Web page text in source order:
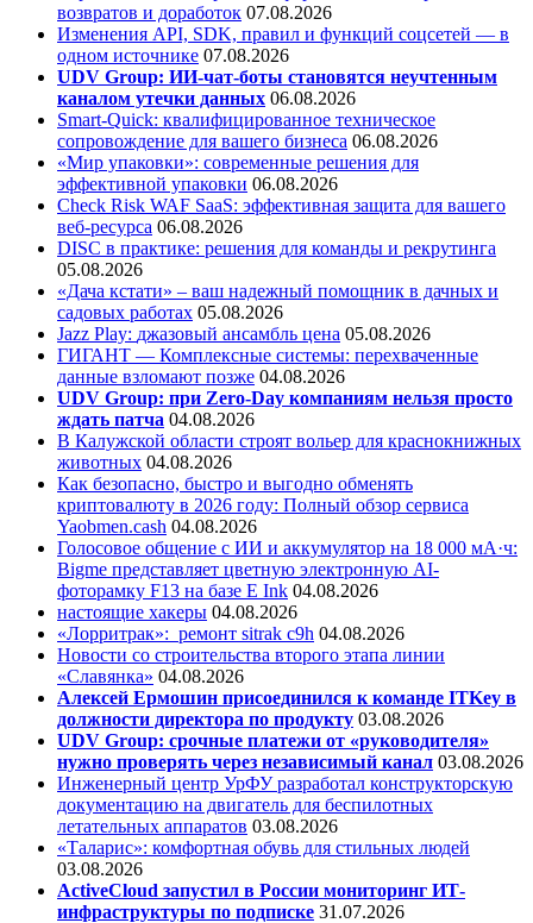
возвратов и доработок 07.08.2026
Изменения API, SDK, правил и функций соцсетей — в
одном источнике 07.08.2026
UDV Group: ИИ-чат-боты становятся неучтенным
каналом утечки данных 06.08.2026
Smart-Quick: квалифицированное техническое
сопровождение для вашего бизнеса 06.08.2026
«Мир упаковки»: современные решения для
эффективной упаковки 06.08.2026
Check Risk WAF SaaS: эффективная защита для вашего
веб-ресурса 06.08.2026
DISC в практике: решения для команды и рекрутинга
05.08.2026
«Дача кстати» – ваш надежный помощник в дачных и
садовых работах 05.08.2026
Jazz Play: джазовый ансамбль цена 05.08.2026
ГИГАНТ — Комплексные системы: перехваченные
данные взломают позже 04.08.2026
UDV Group: при Zero-Day компаниям нельзя просто
ждать патча 04.08.2026
В Калужской области строят вольер для краснокнижных
животных 04.08.2026
Как безопасно, быстро и выгодно обменять
криптовалюту в 2026 году: Полный обзор сервиса
Yaobmen.cash 04.08.2026
Голосовое общение с ИИ и аккумулятор на 18 000 мА·ч:
Bigme представляет цветную электронную AI-
фоторамку F13 на базе E Ink 04.08.2026
настоящие хакеры 04.08.2026
«Лорритрак»: ремонт sitrak c9h 04.08.2026
Новости со строительства второго этапа линии
«Славянка» 04.08.2026
Алексей Ермошин присоединился к команде ITKey в
должности директора по продукту 03.08.2026
UDV Group: срочные платежи от «руководителя»
нужно проверять через независимый канал 03.08.2026
Инженерный центр УрФУ разработал конструкторскую
документацию на двигатель для беспилотных
летательных аппаратов 03.08.2026
«Таларис»: комфортная обувь для стильных людей
03.08.2026
ActiveCloud запустил в России мониторинг ИТ-
инфраструктуры по подписке 31.07.2026